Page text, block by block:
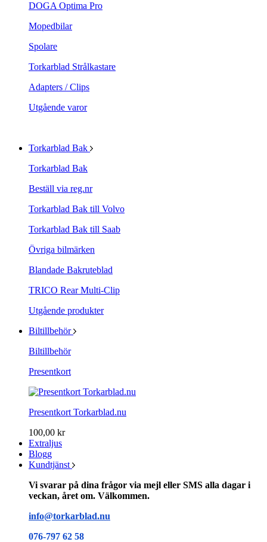
DOGA Optima Pro
Mopedbilar
Spolare
Torkarblad Strålkastare
Adapters / Clips
Utgående varor
Torkarblad Bak
Torkarblad Bak
Beställ via reg.nr
Torkarblad Bak till Volvo
Torkarblad Bak till Saab
Övriga bilmärken
Blandade Bakruteblad
TRICO Rear Multi-Clip
Utgående produkter
Biltillbehör
Biltillbehör
Presentkort
Presentkort Torkarblad.nu
100,00 kr
Extraljus
Blogg
Kundtjänst
Vi svarar på dina frågor via mejl eller SMS alla dagar i
veckan, året om. Välkommen.
info@torkarblad.nu
076-797 62 58